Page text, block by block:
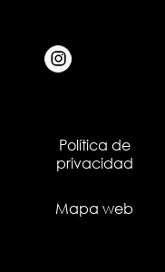
Política de
privacidad
Mapa web